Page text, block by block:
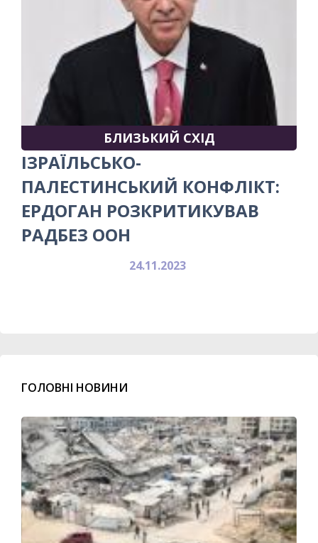
БЛИЗЬКИЙ СХІД
ІЗРАЇЛЬСЬКО-
ПАЛЕСТИНСЬКИЙ КОНФЛІКТ:
ЕРДОГАН РОЗКРИТИКУВАВ
РАДБЕЗ ООН
24.11.2023
ГОЛОВНІ НОВИНИ